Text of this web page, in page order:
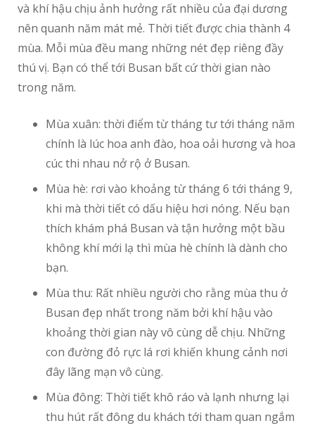
và khí hậu chịu ảnh hưởng rất nhiều của đại dương
nên quanh năm mát mẻ. Thời tiết được chia thành 4
mùa. Mỗi mùa đều mang những nét đẹp riêng đầy
thú vị. Bạn có thể tới Busan bất cứ thời gian nào
trong năm.
Mùa xuân: thời điểm từ tháng tư tới tháng năm
chính là lúc hoa anh đào, hoa oải hương và hoa
cúc thi nhau nở rộ ở Busan.
Mùa hè: rơi vào khoảng từ tháng 6 tới tháng 9,
khi mà thời tiết có dấu hiệu hơi nóng. Nếu bạn
thích khám phá Busan và tận hưởng một bầu
không khí mới lạ thì mùa hè chính là dành cho
bạn.
Mùa thu: Rất nhiều người cho rằng mùa thu ở
Busan đẹp nhất trong năm bởi khí hậu vào
khoảng thời gian này vô cùng dễ chịu. Những
con đường đỏ rực lá rơi khiến khung cảnh nơi
đây lãng mạn vô cùng.
Mùa đông: Thời tiết khô ráo và lạnh nhưng lại
thu hút rất đông du khách tới tham quan ngắm